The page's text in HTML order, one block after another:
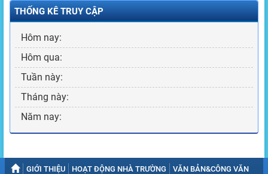
THỐNG KÊ TRUY CẬP
Hôm nay:
Hôm qua:
Tuần này:
Tháng này:
Năm nay:
GIỚI THIỆU HOẠT ĐỘNG NHÀ TRƯỜNG VĂN BẢN&CÔNG VĂN